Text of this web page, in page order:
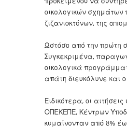
οικολογικών σχημάτων
ζιζανιοκτόνων, της
Ωστόσο από την πρώτη
Συγκεκριμένα,
οικολογικά
απάτη διευκόλυνε και ο
Ειδικότερα, οι
ΟΠΕΚΕΠΕ, Κέντρων
κυμαίνονταν από 8%